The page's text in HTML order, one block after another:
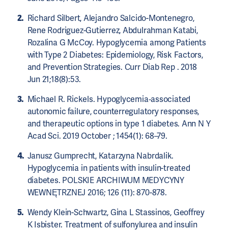
Richard Silbert, Alejandro Salcido-Montenegro,
Rene Rodriguez-Gutierrez, Abdulrahman Katabi,
Rozalina G McCoy. Hypoglycemia among Patients
with Type 2 Diabetes: Epidemiology, Risk Factors,
and Prevention Strategies. Curr Diab Rep . 2018
Jun 21;18(8):53.
Michael R. Rickels. Hypoglycemia‐associated
autonomic failure, counterregulatory responses,
and therapeutic options in type 1 diabetes. Ann N Y
Acad Sci. 2019 October ; 1454(1): 68–79.
Janusz Gumprecht, Katarzyna Nabrdalik.
Hypoglycemia in patients with insulin-treated
diabetes. POLSKIE ARCHIWUM MEDYCYNY
WEWNĘTRZNEJ 2016; 126 (11): 870-878.
Wendy Klein-Schwartz, Gina L Stassinos, Geoffrey
K Isbister. Treatment of sulfonylurea and insulin